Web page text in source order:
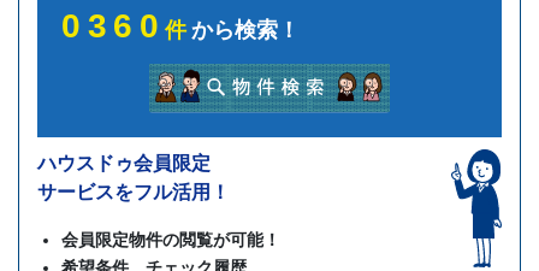
0360件から検索！
ハウスドゥ会員限定
サービスをフル活用！
会員限定物件の閲覧が可能！
希望条件、チェック履歴、